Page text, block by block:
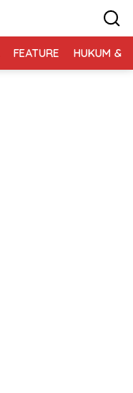
FEATURE HUKUM &